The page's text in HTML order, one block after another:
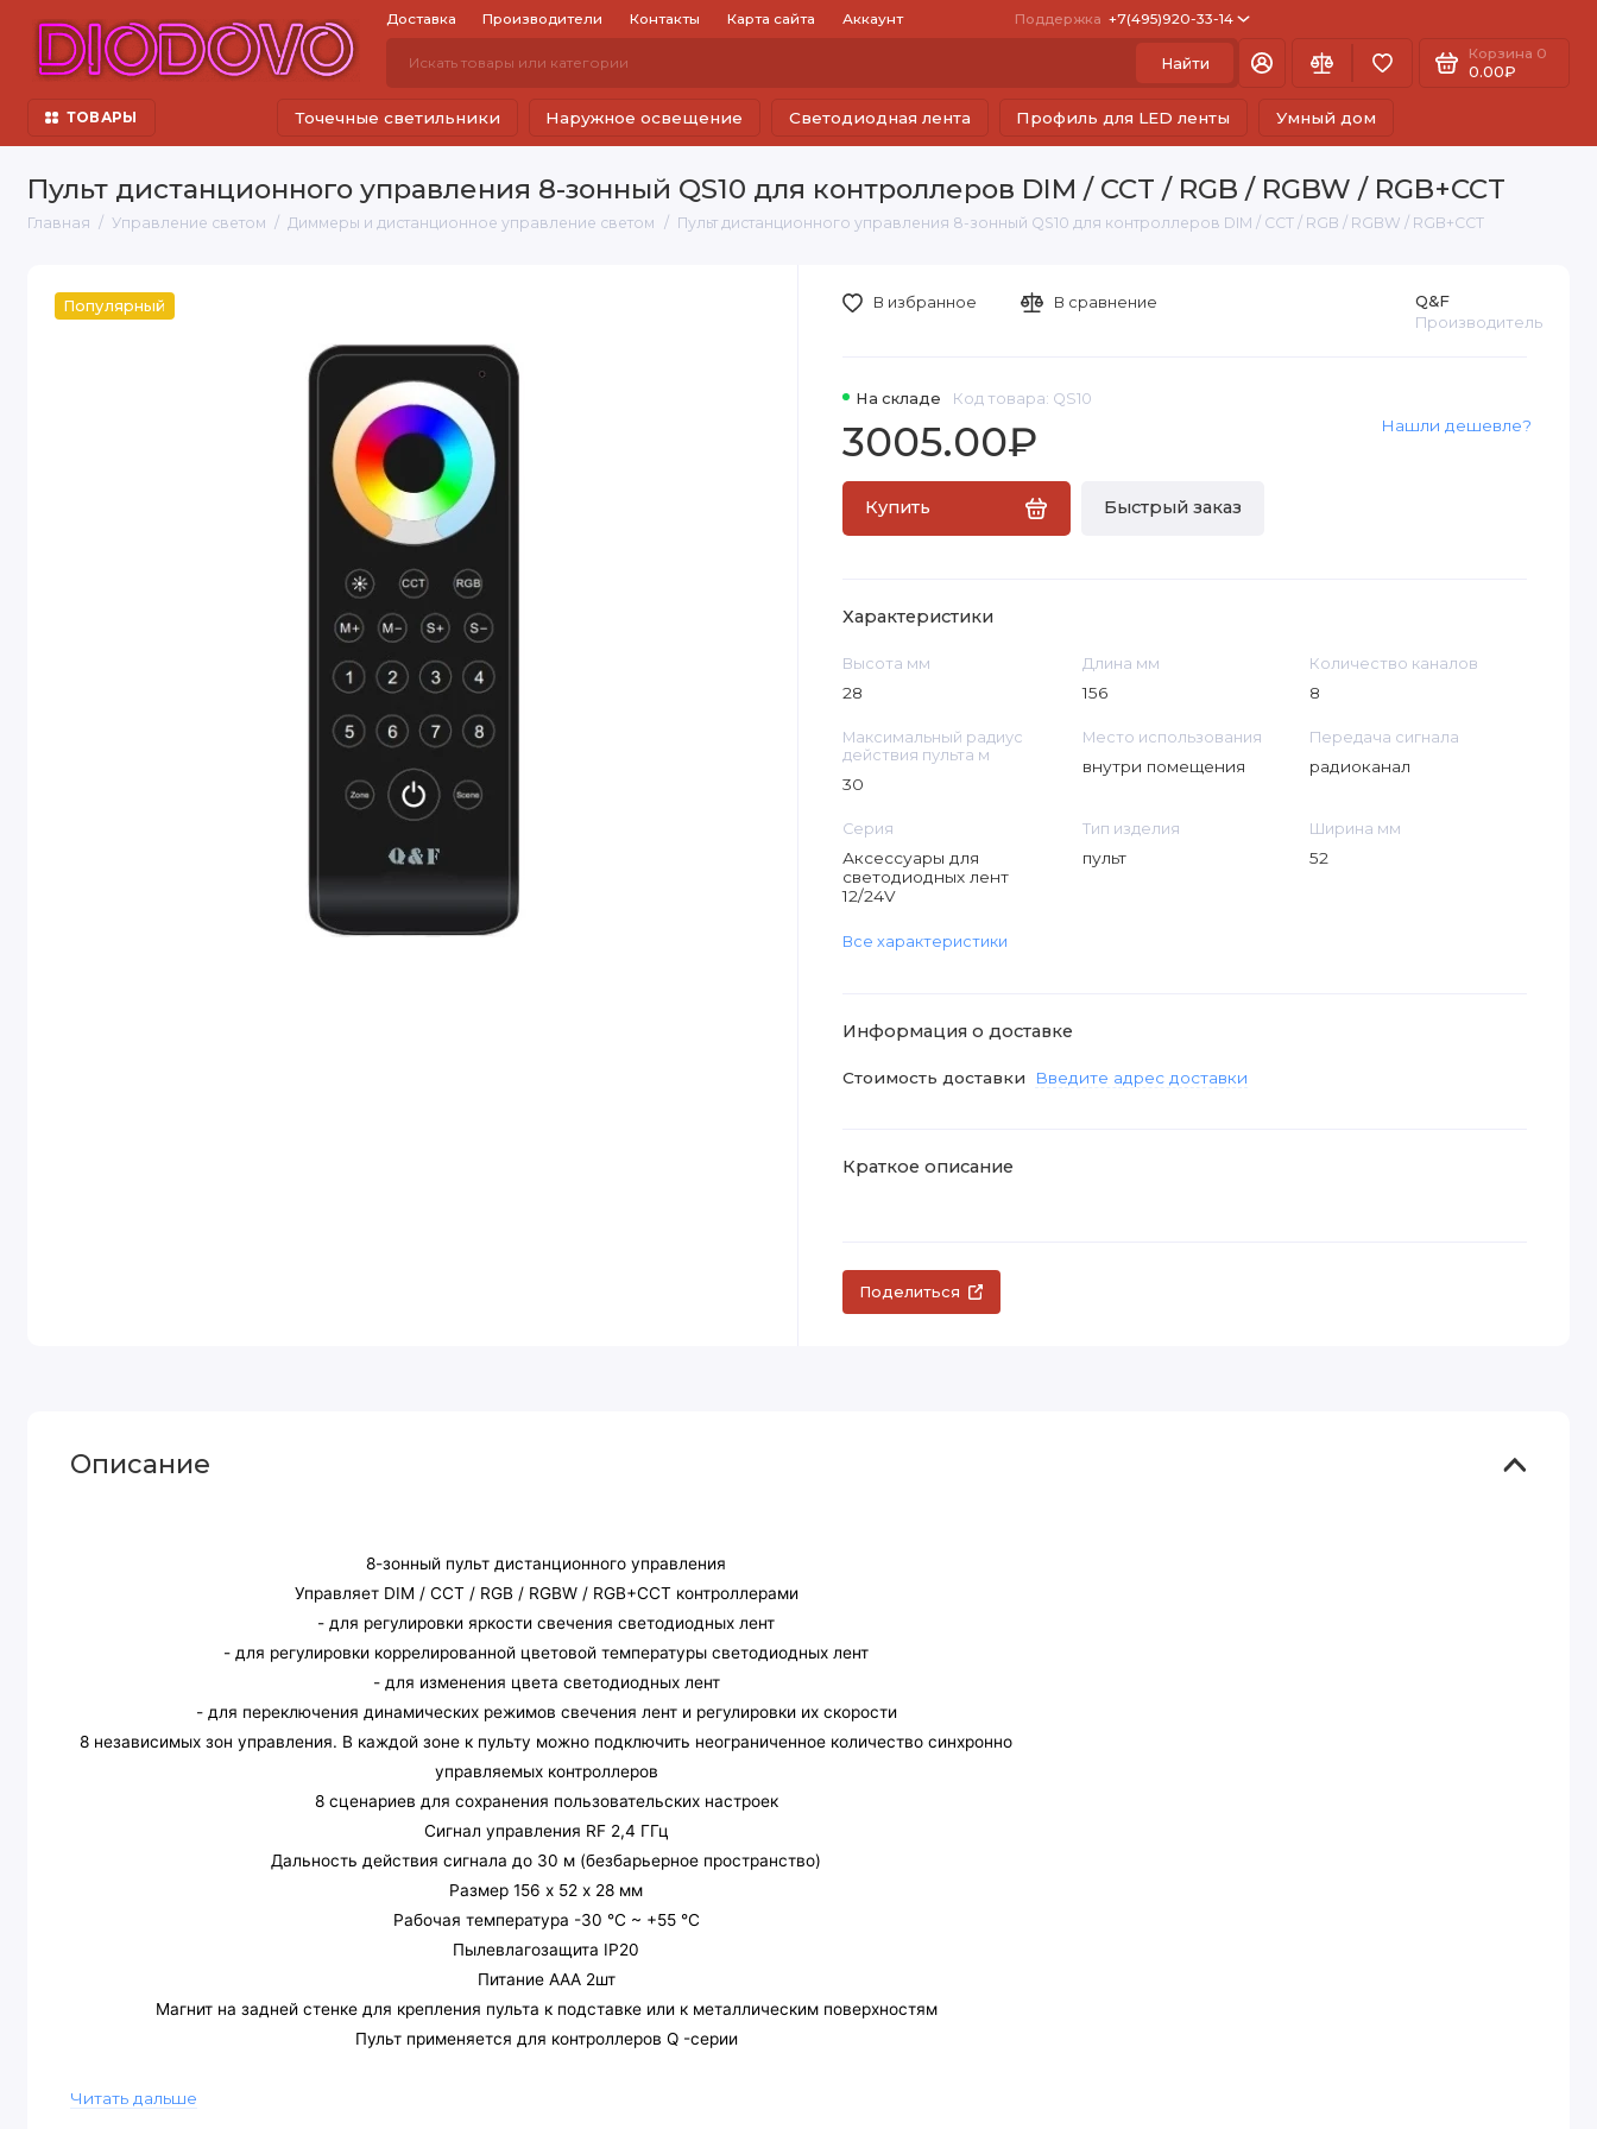
Доставка Производители Контакты Карта сайта Аккаунт Поддержка +7(495)920-33-14
Найти
Корзина 0
0.00₽
ТОВАРЫ Точечные светильники Наружное освещение Светодиодная лента Профиль для LED ленты Умный дом
Пульт дистанционного управления 8-зонный QS10 для контроллеров DIM / CCT / RGB / RGBW / RGB+CCT
Главная Управление светом Диммеры и дистанционное управление светом Пульт дистанционного управления 8-зонный QS10 для контроллеров DIM / CCT / RGB / RGBW / RGB+CCT
Популярный
На складе Код товара: QS10
Q&F
Производитель
3005.00₽
Купить Быстрый заказ
Нашли дешевле?
В избранное В сравнение
Характеристики
Высота мм
28
Длина мм
156
Количество каналов
8
Максимальный радиус
действия пульта м
30
Место использования
внутри помещения
Передача сигнала
радиоканал
Серия
Аксессуары для
светодиодных лент
12/24V
Тип изделия
пульт
Ширина мм
52
Все характеристики
Информация о доставке
Стоимость доставки Введите адрес доставки
Краткое описание
Поделиться
Описание
8-зонный пульт дистанционного управления
Управляет DIM / CCT / RGB / RGBW / RGB+CCT контроллерами
- для регулировки яркости свечения светодиодных лент
- для регулировки коррелированной цветовой температуры светодиодных лент
- для изменения цвета светодиодных лент
- для переключения динамических режимов свечения лент и регулировки их скорости
8 независимых зон управления. В каждой зоне к пульту можно подключить неограниченное количество синхронно
управляемых контроллеров
8 сценариев для сохранения пользовательских настроек
Cигнал управления RF 2,4 ГГц
Дальность действия сигнала до 30 м (безбарьерное пространство)
Размер 156 х 52 х 28 мм
Рабочая температура -30 °C ~ +55 °C
Пылевлагозащита IP20
Питание ААА 2шт
Магнит на задней стенке для крепления пульта к подставке или к металлическим поверхностям
Пульт применяется для контроллеров Q -серии
Читать дальше